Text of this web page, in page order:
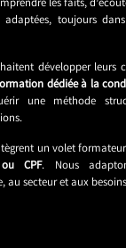
les faits,
toujours
développer leurs
dédiée à la
une méthode
un volet
CPF. Nous
secteur et aux